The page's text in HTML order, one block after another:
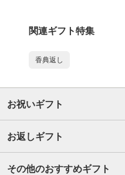
関連ギフト特集
香典返し
お祝いギフト
お返しギフト
その他のおすすめギフト